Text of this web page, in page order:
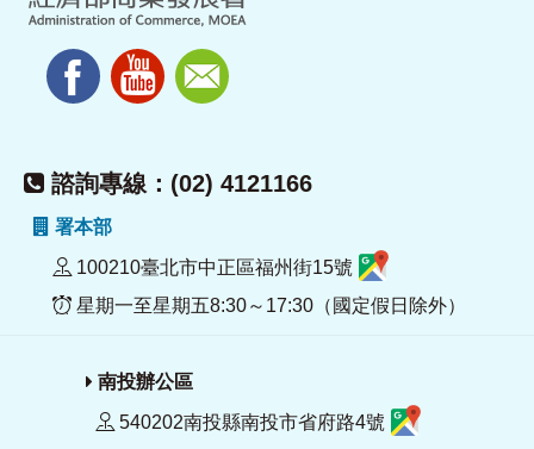
諮詢專線：(02) 4121166
署本部
100210臺北市中正區福州街15號
星期一至星期五8:30～17:30（國定假日除外）
南投辦公區
540202南投縣南投市省府路4號